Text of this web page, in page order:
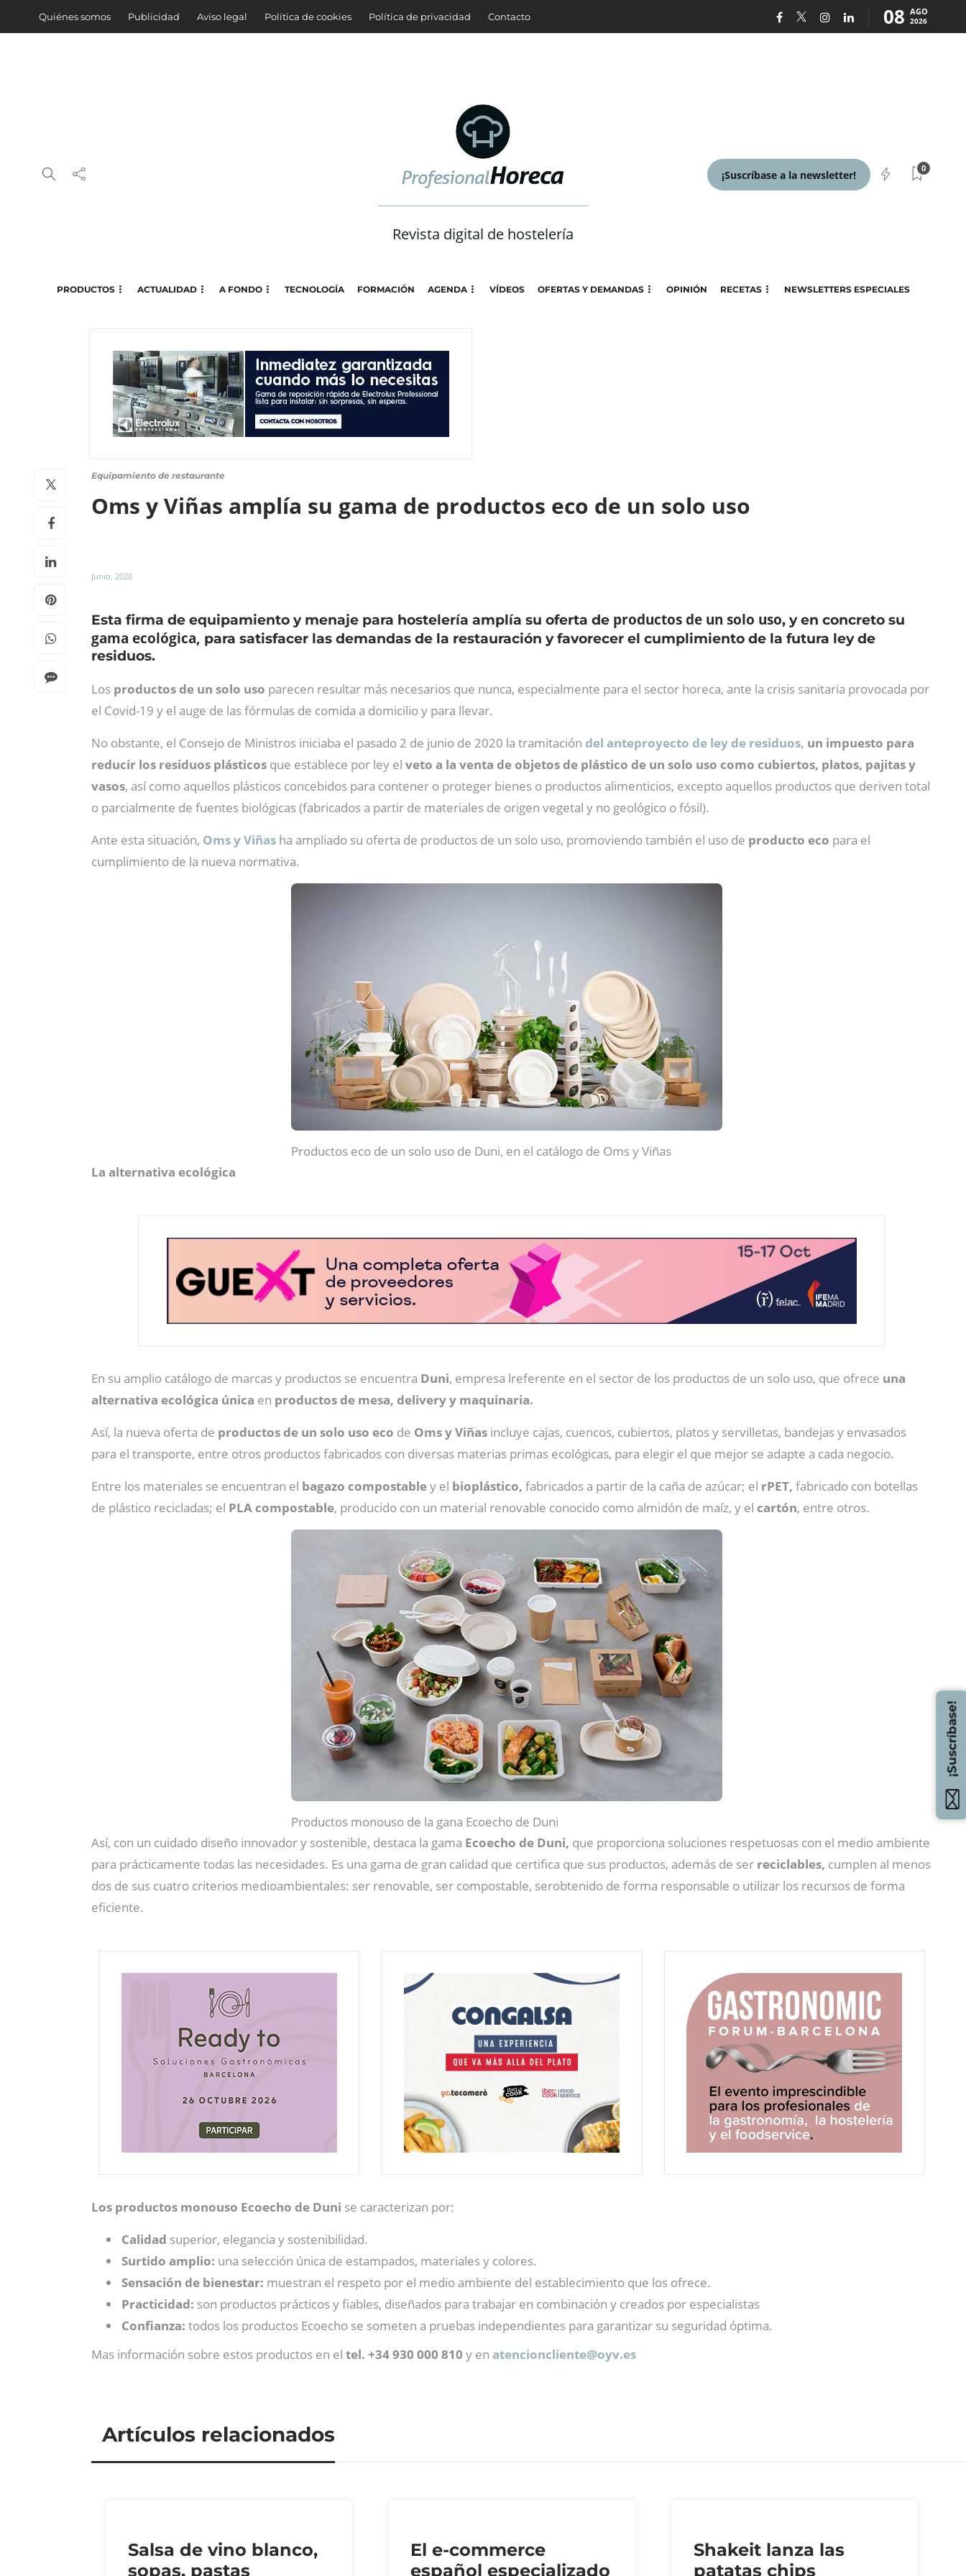
Quiénes somos Publicidad Aviso legal Política de cookies Política de privacidad Contacto 08 AGO
2026
Revista digital de hostelería
¡Suscríbase a la newsletter!
0
PRODUCTOS ACTUALIDAD A FONDO TECNOLOGÍA FORMACIÓN AGENDA VÍDEOS OFERTAS Y DEMANDAS OPINIÓN RECETAS NEWSLETTERS ESPECIALES
Equipamiento de restaurante
Oms y Viñas amplía su gama de productos eco de un solo uso
Junio, 2020
Esta firma de equipamiento y menaje para hostelería amplía su oferta de productos de un solo uso, y en concreto su
gama ecológica, para satisfacer las demandas de la restauración y favorecer el cumplimiento de la futura ley de
residuos.
Los productos de un solo uso parecen resultar más necesarios que nunca, especialmente para el sector horeca, ante la crisis sanitaria provocada por
el Covid-19 y el auge de las fórmulas de comida a domicilio y para llevar.
No obstante, el Consejo de Ministros iniciaba el pasado 2 de junio de 2020 la tramitación del anteproyecto de ley de residuos, un impuesto para
reducir los residuos plásticos que establece por ley el veto a la venta de objetos de plástico de un solo uso como cubiertos, platos, pajitas y
vasos, así como aquellos plásticos concebidos para contener o proteger bienes o productos alimenticios, excepto aquellos productos que deriven total
o parcialmente de fuentes biológicas (fabricados a partir de materiales de origen vegetal y no geológico o fósil).
Ante esta situación, Oms y Viñas ha ampliado su oferta de productos de un solo uso, promoviendo también el uso de producto eco para el
cumplimiento de la nueva normativa.
Productos eco de un solo uso de Duni, en el catálogo de Oms y Viñas
La alternativa ecológica
En su amplio catálogo de marcas y productos se encuentra Duni, empresa lreferente en el sector de los productos de un solo uso, que ofrece una
alternativa ecológica única en productos de mesa, delivery y maquinaria.
Así, la nueva oferta de productos de un solo uso eco de Oms y Viñas incluye cajas, cuencos, cubiertos, platos y servilletas, bandejas y envasados
para el transporte, entre otros productos fabricados con diversas materias primas ecológicas, para elegir el que mejor se adapte a cada negocio.
Entre los materiales se encuentran el bagazo compostabley el bioplástico, fabricados a partir de la caña de azúcar; el rPET, fabricado con botellas
de plástico recicladas; el PLA compostable, producido con un material renovable conocido como almidón de maíz, y el cartón, entre otros.
Productos monouso de la gana Ecoecho de Duni
Así, con un cuidado diseño innovador y sostenible, destaca la gama Ecoecho de Duni, que proporciona soluciones respetuosas con el medio ambiente
para prácticamente todas las necesidades. Es una gama de gran calidad que certifica que sus productos, además de ser reciclables, cumplen al menos
dos de sus cuatro criterios medioambientales: ser renovable, ser compostable, serobtenido de forma responsable o utilizar los recursos de forma
eficiente.
Los productos monouso Ecoecho de Duni se caracterizan por:
Calidad superior, elegancia y sostenibilidad.
Surtido amplio: una selección única de estampados, materiales y colores.
Sensación de bienestar: muestran el respeto por el medio ambiente del establecimiento que los ofrece.
Practicidad: son productos prácticos y fiables, diseñados para trabajar en combinación y creados por especialistas
Confianza: todos los productos Ecoecho se someten a pruebas independientes para garantizar su seguridad óptima.
Mas información sobre estos productos en el tel. +34 930 000 810 y en atencioncliente@oyv.es
Artículos relacionados
Salsa de vino blanco,
sopas, pastas
El e-commerce
español especializado
Shakeit lanza las
patatas chips
¡Suscríbase!